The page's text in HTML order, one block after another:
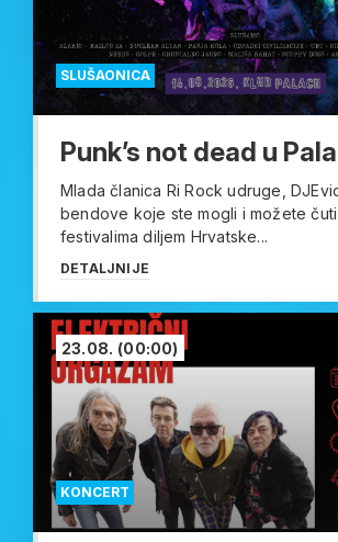
SLUŠAONICA
Punk’s not dead u
Mlada članica Ri Rock udruge,
bendove koje ste mogli i možete
festivalima diljem Hrvatske...
DETALJNIJE
KONCERT
23.08. (00:00)